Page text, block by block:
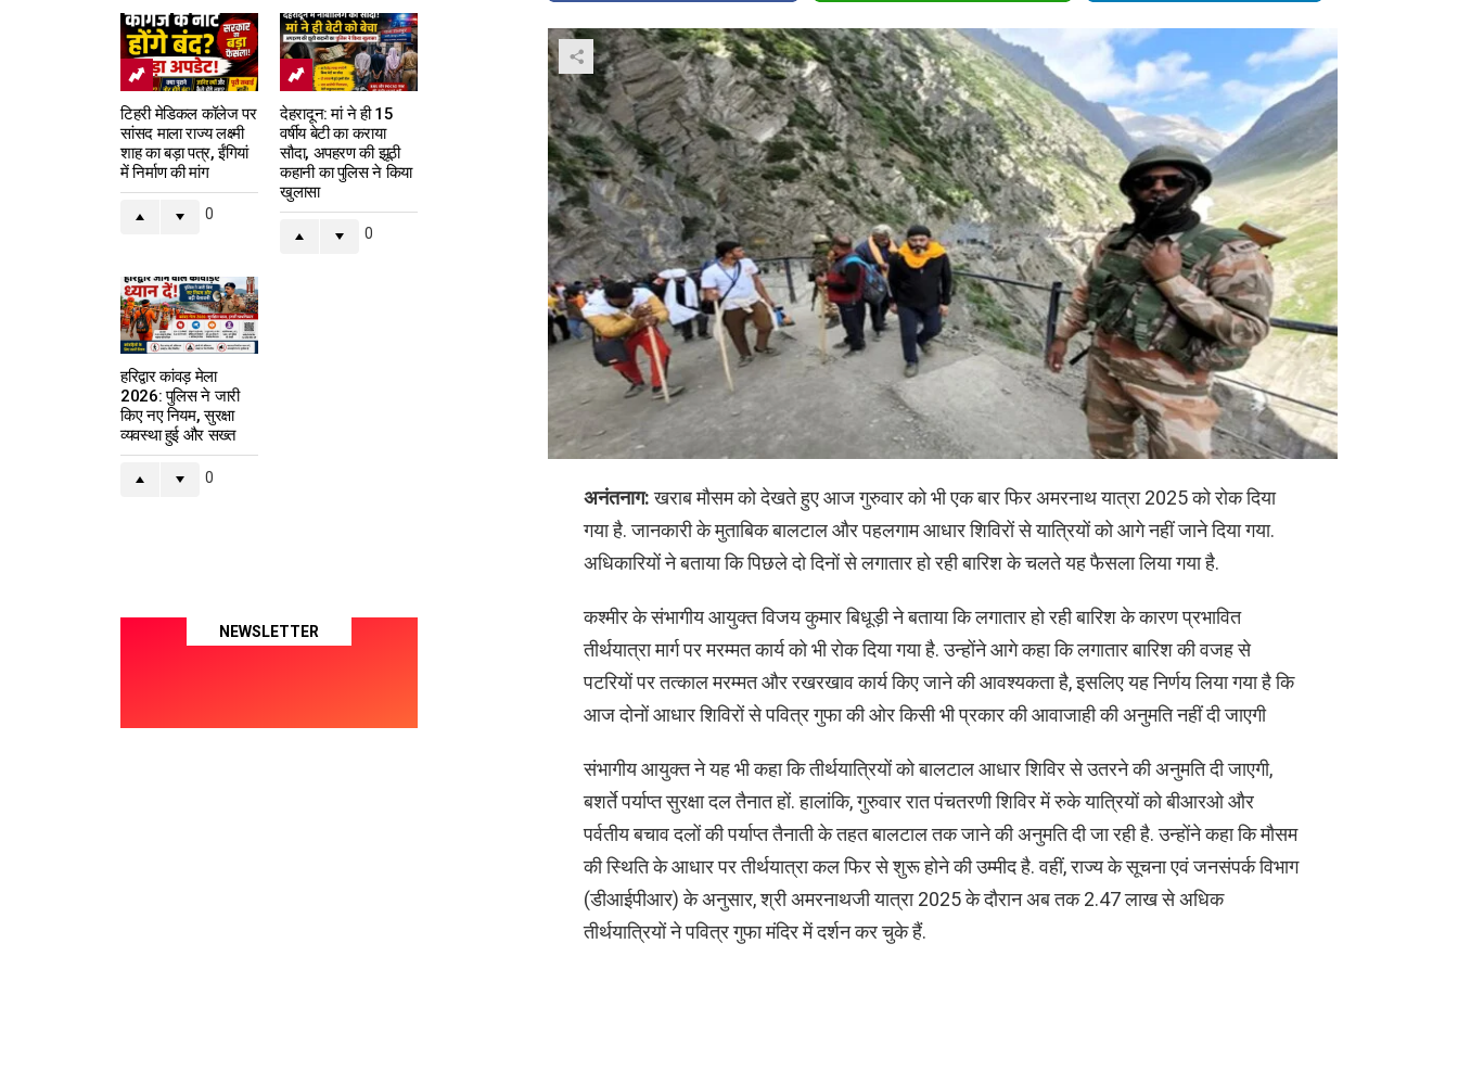
अनंतनाग:खराब मौसम को देखते हुए आज गुरुवार को भी एक बार फिर अमरनाथ यात्रा 2025 को रोक दिया
गया है. जानकारी के मुताबिक बालटाल और पहलगाम आधार शिविरों से यात्रियों को आगे नहीं जाने दिया गया.
अधिकारियों ने बताया कि पिछले दो दिनों से लगातार हो रही बारिश के चलते यह फैसला लिया गया है.
कश्मीर के संभागीय आयुक्त विजय कुमार बिधूड़ी ने बताया कि लगातार हो रही बारिश के कारण प्रभावित
तीर्थयात्रा मार्ग पर मरम्मत कार्य को भी रोक दिया गया है. उन्होंने आगे कहा कि लगातार बारिश की वजह से
पटरियों पर तत्काल मरम्मत और रखरखाव कार्य किए जाने की आवश्यकता है, इसलिए यह निर्णय लिया गया है कि
आज दोनों आधार शिविरों से पवित्र गुफा की ओर किसी भी प्रकार की आवाजाही की अनुमति नहीं दी जाएगी
संभागीय आयुक्त ने यह भी कहा कि तीर्थयात्रियों को बालटाल आधार शिविर से उतरने की अनुमति दी जाएगी,
बशर्ते पर्याप्त सुरक्षा दल तैनात हों. हालांकि, गुरुवार रात पंचतरणी शिविर में रुके यात्रियों को बीआरओ और
पर्वतीय बचाव दलों की पर्याप्त तैनाती के तहत बालटाल तक जाने की अनुमति दी जा रही है. उन्होंने कहा कि मौसम
की स्थिति के आधार पर तीर्थयात्रा कल फिर से शुरू होने की उम्मीद है. वहीं, राज्य के सूचना एवं जनसंपर्क विभाग
(डीआईपीआर) के अनुसार, श्री अमरनाथजी यात्रा 2025 के दौरान अब तक 2.47 लाख से अधिक
तीर्थयात्रियों ने पवित्र गुफा मंदिर में दर्शन कर चुके हैं.
टिहरी मेडिकल कॉलेज पर
सांसद माला राज्य लक्ष्मी
शाह का बड़ा पत्र, ईंगियां
में निर्माण की मांग
0
देहरादून: मां ने ही 15
वर्षीय बेटी का कराया
सौदा, अपहरण की झूठी
कहानी का पुलिस ने किया
खुलासा
0
हरिद्वार कांवड़ मेला
2026: पुलिस ने जारी
किए नए नियम, सुरक्षा
व्यवस्था हुई और सख्त
0
NEWSLETTER